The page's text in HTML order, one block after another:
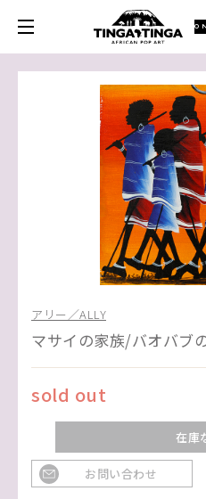
アリー／ALLY
マサイの家族/バオバブ
sold out
在庫
お問い合わせ